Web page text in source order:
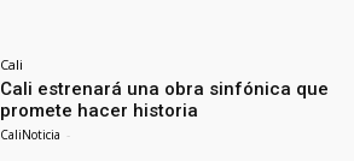
Cali
Cali estrenará una obra sinfónica que
promete hacer historia
CaliNoticia -